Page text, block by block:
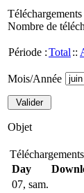
Nombre de
Période :Total ::
Mois/Année
Objet
Téléchargements
Day
07, sam.